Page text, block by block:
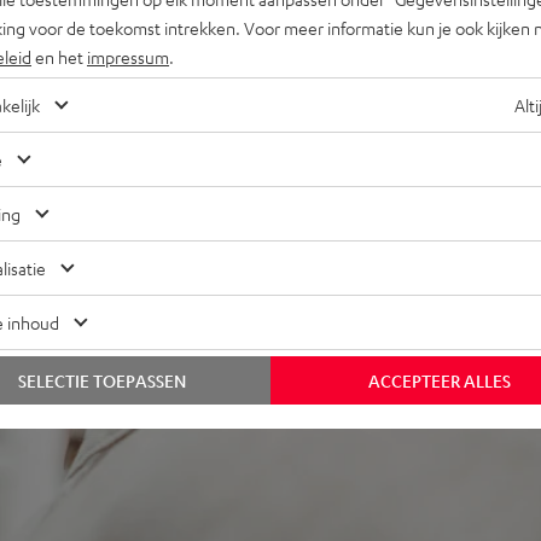
beoordelingen)
voor de toekomst intrekken. Voor meer informatie kun je ook kijken
en het impressum
inhoud
ACCEPTEER ALLES
SELECTIE TOEPASSEN